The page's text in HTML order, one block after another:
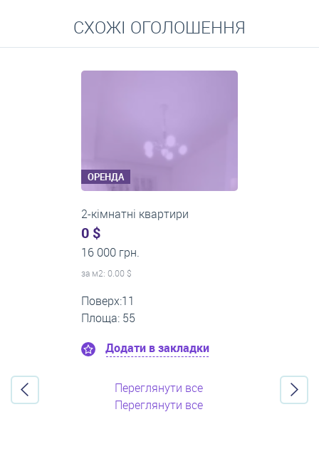
Середні ціни на довготривалу оренду квартир, особняків,
кімнат
СХОЖІ ОГОЛОШЕННЯ
ОРЕНДА
2-кімнатні квартири
0 $
14 000 грн.
за м2: 0.00 $
Поверх:5
Площа: 50
Додати в закладки
Переглянути все
Переглянути все